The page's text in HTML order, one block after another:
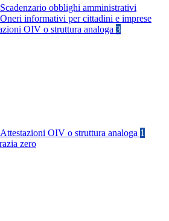
Scadenzario obblighi amministrativi
Oneri informativi per cittadini e imprese
OIV o struttura analoga 3
Attestazioni OIV o struttura analoga 1
zero